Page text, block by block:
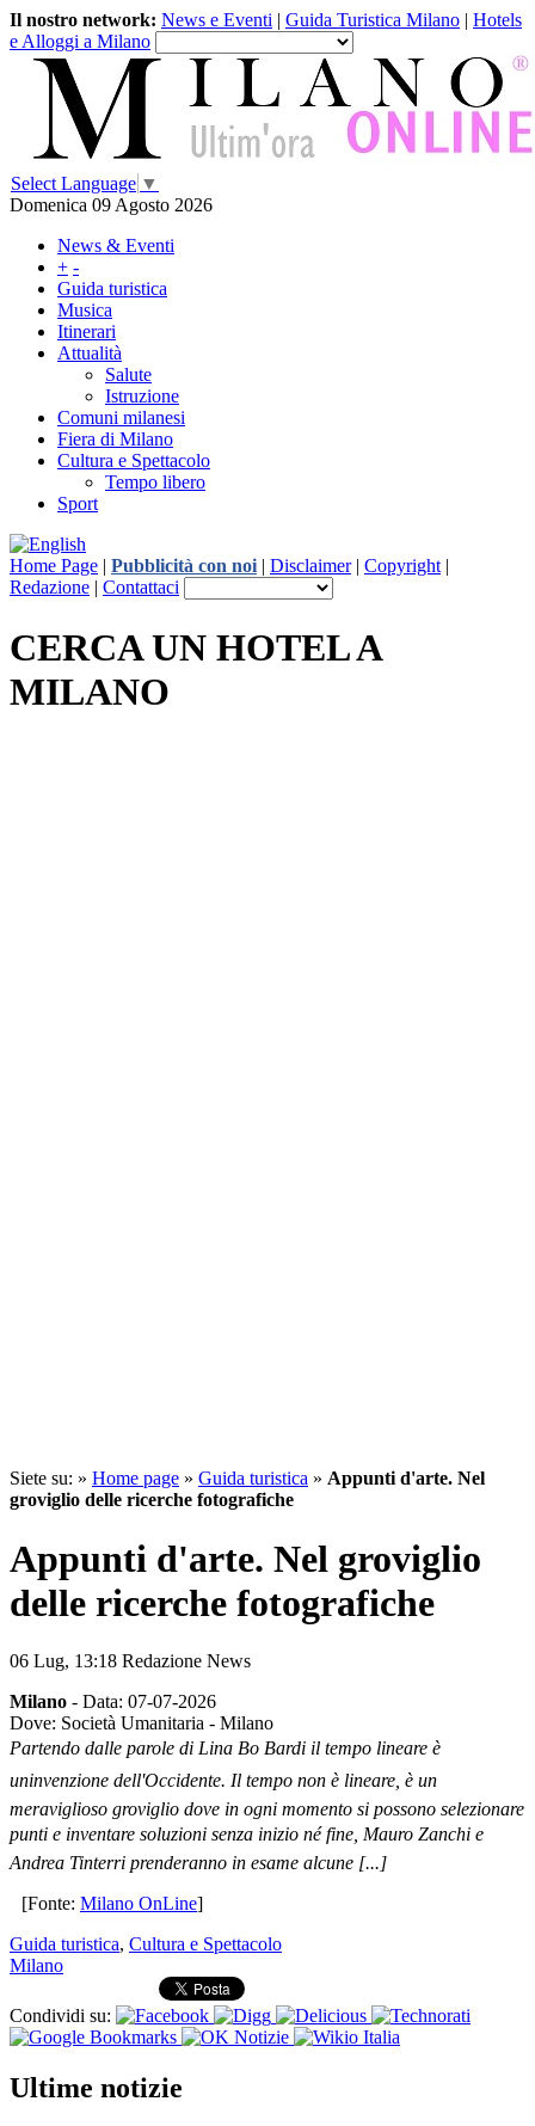
Il nostro network: News e Eventi | Guida Turistica Milano | Hotels
e Alloggi a Milano
Select Language ▼
Domenica 09 Agosto 2026
News & Eventi
+ -
Guida turistica
Musica
Itinerari
Attualità
Salute
Istruzione
Comuni milanesi
Fiera di Milano
Cultura e Spettacolo
Tempo libero
Sport
Home Page | Pubblicità con noi | Disclaimer| Copyright |
Redazione | Contattaci
CERCA UN HOTEL A
MILANO
Siete su: » Home page » Guida turistica » Appunti d'arte. Nel
groviglio delle ricerche fotografiche
Appunti d'arte. Nel groviglio
delle ricerche fotografiche
06 Lug, 13:18 Redazione News
Milano - Data: 07-07-2026
Dove: Società Umanitaria - Milano
Partendo dalle parole di Lina Bo Bardi il tempo lineare è
uninvenzione dell'Occidente. Il tempo non è lineare, è un
meraviglioso groviglio dove in ogni momento si possono selezionare
punti e inventare soluzioni senza inizio né fine, Mauro Zanchi e
Andrea Tinterri prenderanno in esame alcune [...]
[Fonte: Milano OnLine]
Guida turistica, Cultura e Spettacolo
Milano
Condividi su:
Ultime notizie